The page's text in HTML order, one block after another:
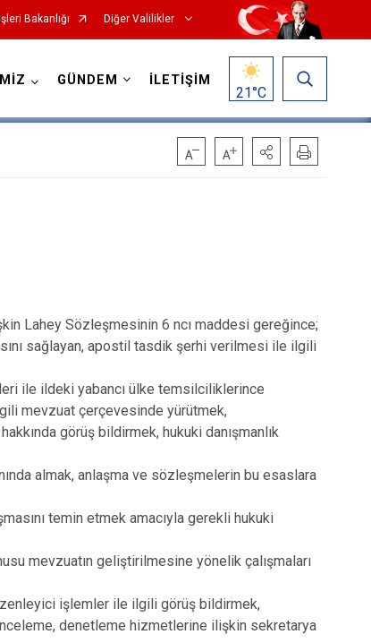
Bakanlığı Diğer Valilikler
GÜNDEM İLETİŞİM
21°C
Lahey Sözleşmesinin 6 ncı maddesi gereğince;
sağlayan, apostil tasdik şerhi verilmesi ile ilgili
ile ildeki yabancı ülke temsilciliklerince
mevzuat çerçevesinde yürütmek,
görüş bildirmek, hukuki danışmanlık
almak, anlaşma ve sözleşmelerin bu esaslara
temin etmek amacıyla gerekli hukuki
mevzuatın geliştirilmesine yönelik çalışmaları
işlemler ile ilgili görüş bildirmek,
denetleme hizmetlerine ilişkin sekretarya